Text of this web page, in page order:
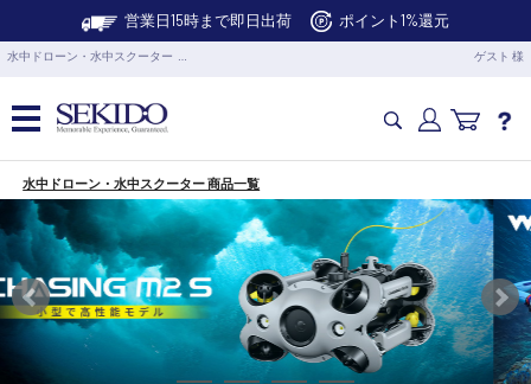
営業日15時まで即日出荷 ポイント1%還元
水中ドローン・水中スクーター … ゲスト 様
カメラドローン・生活家電
カメラ・スタビライザー
業務用ドローン・業務関連製品
水中ドローン・水中スクーター 商品一覧